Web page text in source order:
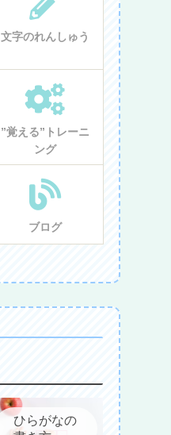
文字のれんしゅう
”覚える”トレーニ
ング
ブログ
ひらがなの